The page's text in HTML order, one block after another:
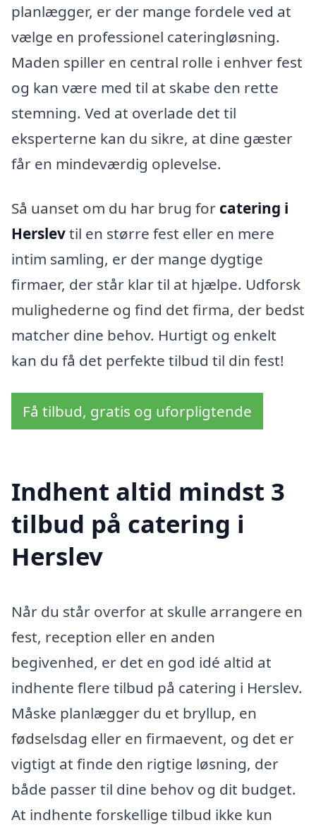
planlægger, er der mange fordele ved at
vælge en professionel cateringløsning.
Maden spiller en central rolle i enhver fest
og kan være med til at skabe den rette
stemning. Ved at overlade det til
eksperterne kan du sikre, at dine gæster
får en mindeværdig oplevelse.
Så uanset om du har brug for catering i
Herslevtil en større fest eller en mere
intim samling, er der mange dygtige
firmaer, der står klar til at hjælpe. Udforsk
mulighederne og find det firma, der bedst
matcher dine behov. Hurtigt og enkelt
kan du få det perfekte tilbud til din fest!
Få tilbud, gratis og uforpligtende
Indhent altid mindst 3
tilbud på catering i
Herslev
Når du står overfor at skulle arrangere en
fest, reception eller en anden
begivenhed, er det en god idé altid at
indhente flere tilbud på catering i Herslev.
Måske planlægger du et bryllup, en
fødselsdag eller en firmaevent, og det er
vigtigt at finde den rigtige løsning, der
både passer til dine behov og dit budget.
At indhente forskellige tilbud ikke kun